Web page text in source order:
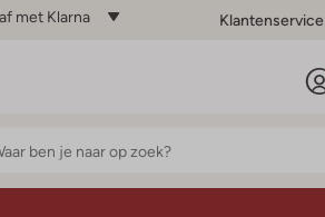
met Klarna Klantenservice